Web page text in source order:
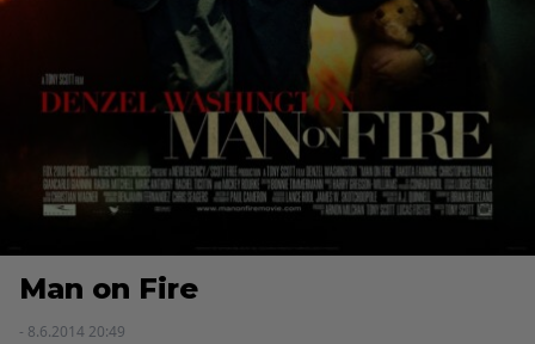
Man on Fire
- 8.6.2014 20:49